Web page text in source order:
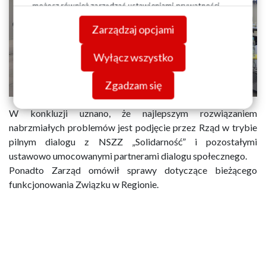
możesz również zarządzać ustawieniami prywatności
swojej przeglądarki. Więcej informacji o przetwarzaniu
danych znajdziesz wPolityce prywatności.
Zarządzaj opcjami
Wyłącz wszystko
Zgadzam się
W konkluzji uznano, że najlepszym rozwiązaniem
nabrzmiałych problemów jest podjęcie przez Rząd w trybie
pilnym dialogu z NSZZ „Solidarność” i pozostałymi
ustawowo umocowanymi partnerami dialogu społecznego.
Ponadto Zarząd omówił sprawy dotyczące bieżącego
funkcjonowania Związku w Regionie.